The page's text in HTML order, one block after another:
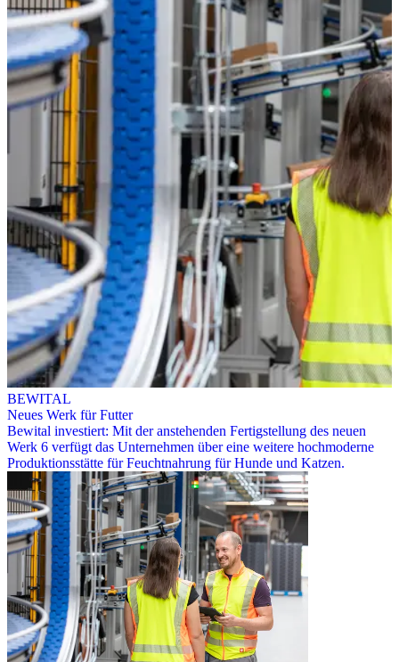
BEWITAL
Neues Werk für Futter
Bewital investiert: Mit der anstehenden Fertigstellung des neuen
Werk 6 verfügt das Unternehmen über eine weitere hochmoderne
Produktionsstätte für Feuchtnahrung für Hunde und Katzen.